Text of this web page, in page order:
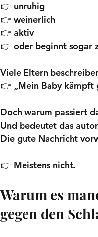
👉 unruhig
👉 weinerlich
👉 aktiv
👉 oder beginnt sogar
Viele Eltern
👉 „Mein Baby kämpft
Doch warum passiert
Und bedeutet das
Die gute Nachricht
👉 Meistens nicht.
Warum es
gegen den